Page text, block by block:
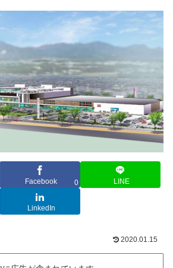
Facebook 0 LINE
LinkedIn
2020.01.15